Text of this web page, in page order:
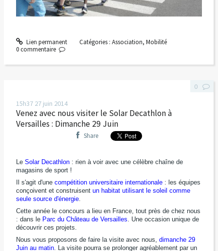
Lien permanent Catégories : Association, Mobilité
0 commentaire
15h37 27 juin 2014
Venez avec nous visiter le Solar Decathlon à
Versailles : Dimanche 29 Juin
Share
Le Solar Decathlon: rien à voir avec une célèbre chaîne de
magasins de sport !
Il s'agit d'une compétition universitaire internationale: les équipes
conçoivent et construisent un habitat utilisant le soleil comme
seule source d'énergie.
Cette année le concours a lieu en France, tout près de chez nous
: dans le Parc du Château de Versailles. Une occasion unique de
découvrir ces projets.
Nous vous proposons de faire la visite avec nous, dimanche 29
Juin au matin. La visite pourra se prolonger agréablement par un
0